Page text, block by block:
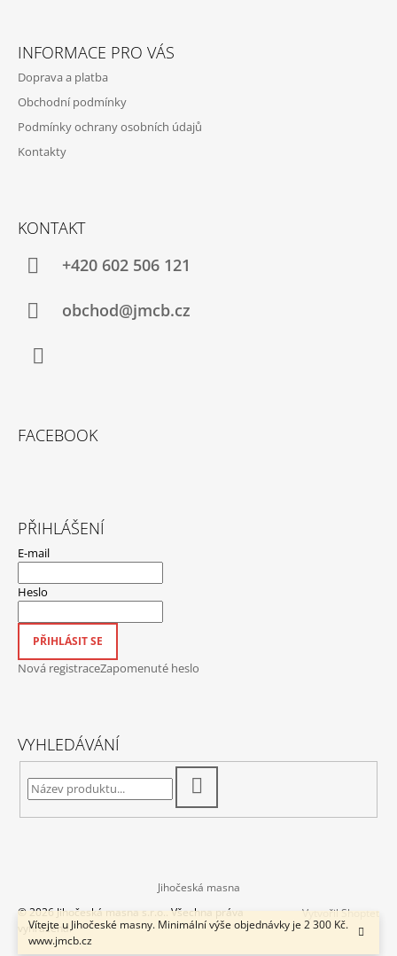
Vítejte u Jihočeské masny. Minimální výše objednávky je 2 300 Kč.
www.jmcb.cz
INFORMACE PRO VÁS
Doprava a platba
Obchodní podmínky
Podmínky ochrany osobních údajů
Kontakty
KONTAKT
+420 602 506 121
obchod@jmcb.cz
FACEBOOK
PŘIHLÁŠENÍ
E-mail
Heslo
PŘIHLÁSIT SE
Nová registraceZapomenuté heslo
VYHLEDÁVÁNÍ
Jihočeská masna
Vytvořil Shoptet
© 2026 Jihočeská masna s.r.o.. Všechna práva
vyhrazena.